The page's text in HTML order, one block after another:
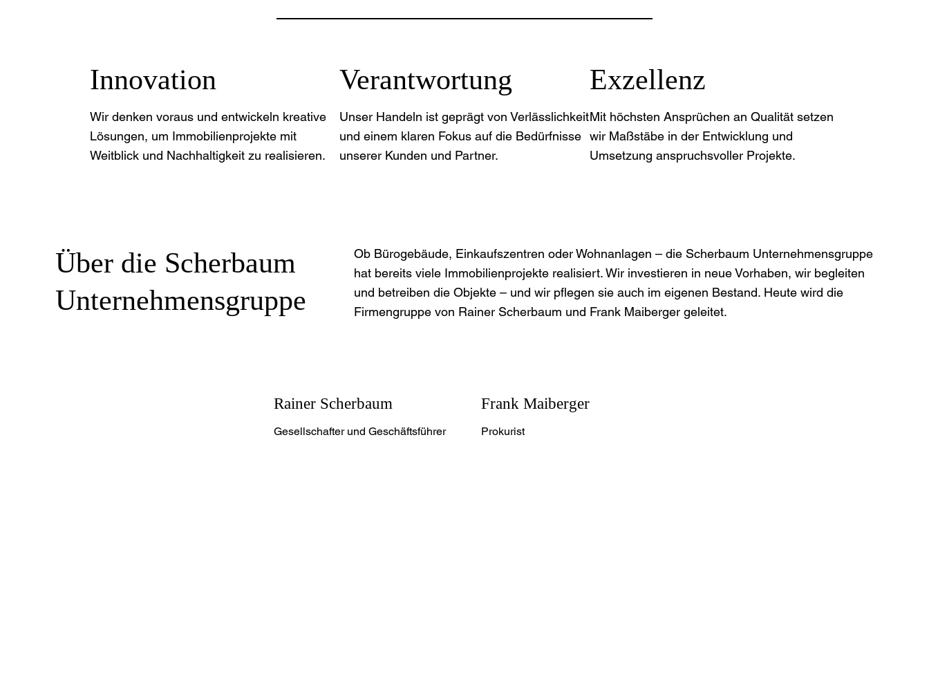
Über die Scherbaum
Unternehmensgruppe
Ob Bürogebäude, Einkaufszentren oder Wohnanlagen – die Scherbaum Unternehmensgruppe
hat bereits viele Immobilienprojekte realisiert. Wir investieren in neue Vorhaben, wir begleiten
und betreiben die Objekte – und wir pflegen sie auch im eigenen Bestand. Heute wird die
Firmengruppe von Rainer Scherbaum und Frank Maiberger geleitet.
Innovation
Wir denken voraus und entwickeln kreative
Lösungen, um Immobilienprojekte mit
Weitblick und Nachhaltigkeit zu realisieren.
Verantwortung
Unser Handeln ist geprägt von Verlässlichkeit
und einem klaren Fokus auf die Bedürfnisse
unserer Kunden und Partner.
Exzellenz
Mit höchsten Ansprüchen an Qualität setzen
wir Maßstäbe in der Entwicklung und
Umsetzung anspruchsvoller Projekte.
Rainer Scherbaum
Gesellschafter und Geschäftsführer
Frank Maiberger
Prokurist